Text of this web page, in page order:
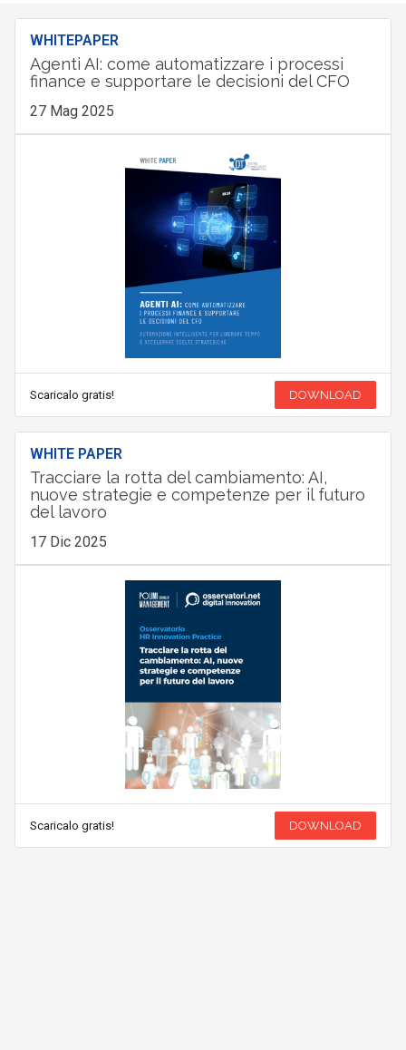
WHITEPAPER
Agenti AI: come automatizzare i processi
finance e supportare le decisioni del CFO
27 Mag 2025
Scaricalo gratis! DOWNLOAD
WHITE PAPER
Tracciare la rotta del cambiamento: AI,
nuove strategie e competenze per il futuro
del lavoro
17 Dic 2025
Scaricalo gratis! DOWNLOAD